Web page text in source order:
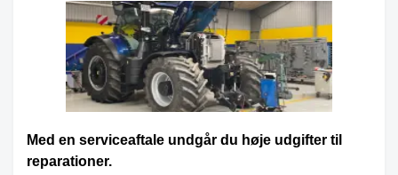
Med en serviceaftale undgår du høje udgifter til
reparationer.